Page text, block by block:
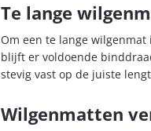
Te lange
Om een te lange
blijft er voldoende
stevig vast op de juiste
Wilgenmatten